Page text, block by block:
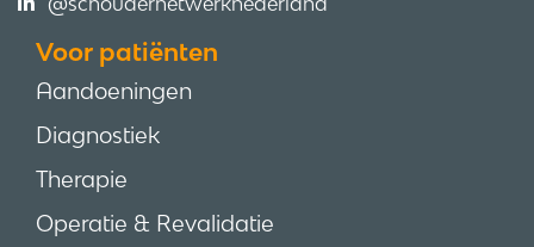
Voor patiënten
Aandoeningen
Diagnostiek
Therapie
Operatie & Revalidatie